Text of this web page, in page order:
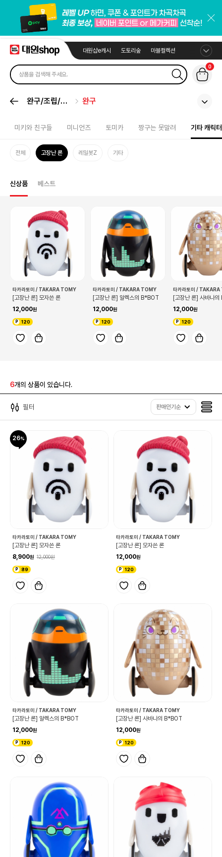
대원샵e캐시 도토리숲 마블컬렉션
0
완구/조립/봉
완구
미키와 친구들 미니언즈 토미카 짱구는 못말려 기타 캐릭터
전체 고장난 론 레일봇Z 기타
신상품 베스트
타카라토미 / TAKARA TOMY
[고장난 론] 모자쓴 론
12,000
120
타카라토미 / TAKARA TOMY
[고장난 론] 알렉스의 B*BOT
12,000
120
타카라토미 /
[고장난 론] 사바나
12,000
120
6개의 상품이 있습니다.
필터 판매인기순
26
타카라토미 / TAKARA TOMY
[고장난 론] 모자쓴 론
8,900
12,000
89
타카라토미 / TAKARA TOMY
[고장난 론] 모자쓴 론
12,000
120
타카라토미 / TAKARA TOMY
[고장난 론] 알렉스의 B*BOT
12,000
120
타카라토미 / TAKARA TOMY
[고장난 론] 사바나의 B*BOT
12,000
120